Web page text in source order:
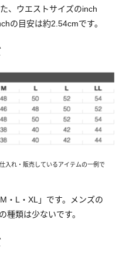
、ウエストサイズのinch
の目安は約2.54cmです。
入れ・販売しているアイテムの一例で
・L・XL」です。メンズの
種類は少ないです。